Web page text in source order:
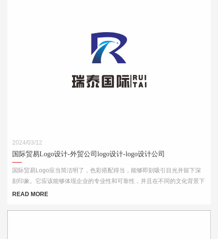
2024/03/12
国际贸易Logo设计-外贸公司logo设计-logo设计公司
国际贸易Logo应当简洁明了，色彩搭配得当，能够即刻吸引目光并留下深
刻印象。它应该能够体现企业的专业性和可靠性，并且在不同的文化背景下
都能够被理解和接受。此外，Logo的设计还需考虑到其在各种媒介上的应
READ MORE